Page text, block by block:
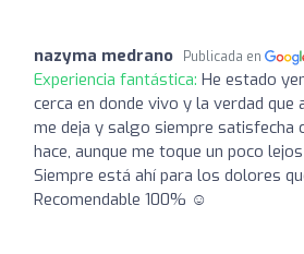
nazyma medrano Publicada en
Experiencia fantástica: He estado
cerca en donde vivo y la verdad que
me deja y salgo siempre satisfecha
hace, aunque me toque un poco
Siempre está ahí para los dolores
Recomendable 100% ☺️